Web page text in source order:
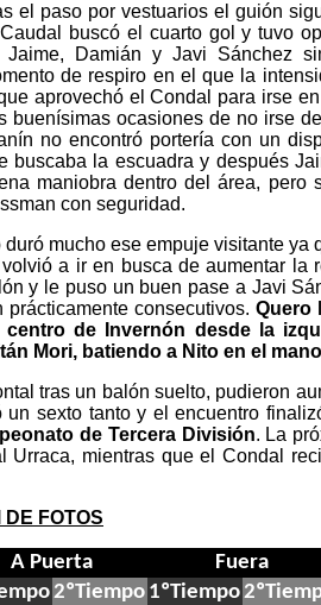
el paso por vestuarios el guión
buscó el cuarto gol y tuvo
Jaime, Damián y Javi Sánchez
de respiro en el que la
aprovechó el Condal para irse
buenísimas ocasiones de no irse
no encontró portería con un
buscaba la escuadra y después
maniobra dentro del área, pero
con seguridad.
duró mucho ese empuje visitante ya
a ir en busca de aumentar la
y le puso un buen pase a Javi
consecutivos. Quero
de Invernón desde la
Mori, batiendo a Nito en el
tras un balón suelto, pudieron
sexto tanto y el encuentro
de Tercera División. La
Urraca, mientras que el Condal
FOTOS
A Puerta
Fuera
2ºTiempo 1ºTiempo